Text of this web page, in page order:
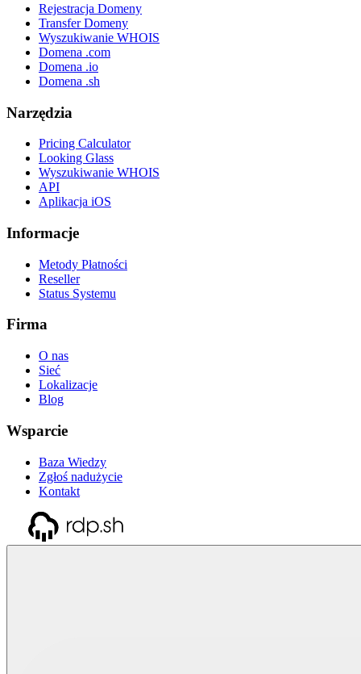
Rejestracja Domeny
Transfer Domeny
Wyszukiwanie WHOIS
Domena .com
Domena .io
Domena .sh
Narzędzia
Pricing Calculator
Looking Glass
Wyszukiwanie WHOIS
API
Aplikacja iOS
Informacje
Metody Płatności
Reseller
Status Systemu
Firma
O nas
Sieć
Lokalizacje
Blog
Wsparcie
Baza Wiedzy
Zgłoś nadużycie
Kontakt